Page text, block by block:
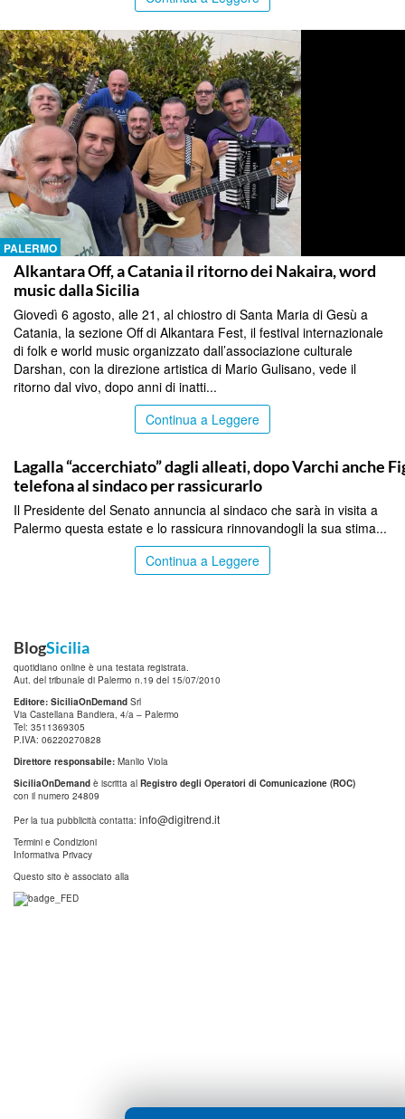
PALERMO
Alkantara Off, a Catania il ritorno dei Nakaira, word
music dalla Sicilia
Giovedì 6 agosto, alle 21, al chiostro di Santa Maria di Gesù a
Catania, la sezione Off di Alkantara Fest, il festival internazionale
di folk e world music organizzato dall’associazione culturale
Darshan, con la direzione artistica di Mario Gulisano, vede il
ritorno dal vivo, dopo anni di inatti...
Continua a Leggere
Lagalla “accerchiato” dagli alleati, dopo Varchi anche
telefona al sindaco per rassicurarlo
Il Presidente del Senato annuncia al sindaco che sarà in visita a
Palermo questa estate e lo rassicura rinnovandogli la sua stima...
Continua a Leggere
BlogSicilia
quotidiano online è una testata registrata.
Aut. del tribunale di Palermo n.19 del 15/07/2010
Editore: SiciliaOnDemand Srl
Via Castellana Bandiera, 4/a – Palermo
Tel: 3511369305
P.IVA: 06220270828
Direttore responsabile: Manlio Viola
SiciliaOnDemand è iscritta al Registro degli Operatori di Comunicazione (ROC)
con il numero 24809
Per la tua pubblicità contatta: info@digitrend.it
Termini e Condizioni
Informativa Privacy
Questo sito è associato alla